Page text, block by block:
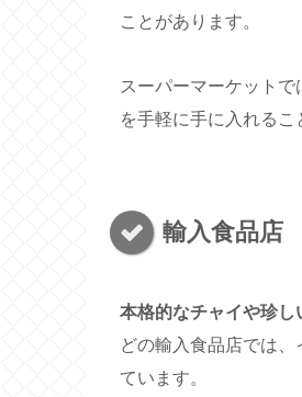
ことがあります。
スーパーマーケット
を手軽に手に入れるこ
輸入食品店
本格的なチャイや珍し
どの輸入食品店では
ています。